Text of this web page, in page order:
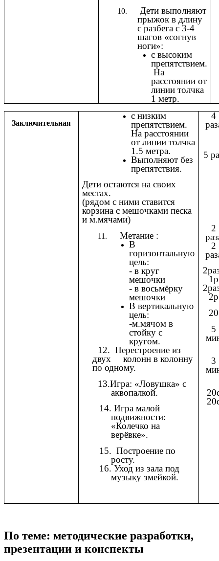
Дети выполняют
прыжок в длину
с разбега с 3-4
шагов «согнув
ноги»:
с высоким
препятствием.
На
расстоянии от
линии толчка
1 метр.
Заключительная
с низким
препятствием.
На расстоянии
от линии толчка
1.5 метра.
Выполняют без
препятствия.
Дети остаются на своих
местах.
(рядом с ними ставится
корзина с мешочками песка
и м.мячами)
Метание :
В
горизонтальную
цель:
- в круг
мешочки
- в восьмёрку
мешочки
В вертикальную
цель:
-м.мячом в
стойку с
кругом.
12. Перестроение из
двух колонн в колонну
по одному.
13.Игра: «Ловушка» с
аквопалкой.
14. Игра малой
подвижности:
«Колечко на
верёвке».
15. Построение по
росту.
16. Уход из зала под
музыку змейкой.
4
5
2
2
1р
2р
20
5
3
По теме: методические разработки,
презентации и конспекты